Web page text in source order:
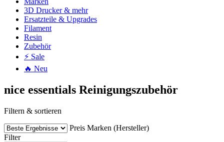
3D Drucker & mehr
Ersatzteile & Upgrades
Filament
Resin
Zubehör
⚡ Sale
🔥 Neu
nice essentials Reinigungszubehör
Filtern & sortieren
Preis Marken (Hersteller)
Filter